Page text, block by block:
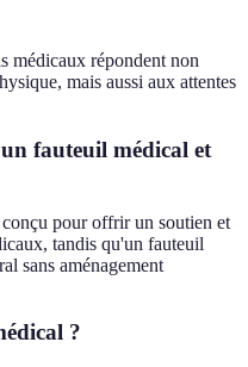
médicaux répondent non
mais aussi aux attentes
fauteuil médical et
pour offrir un soutien et
tandis qu'un fauteuil
sans aménagement
?